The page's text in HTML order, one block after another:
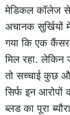
मेडिकल कॉलेज से
अचानक सुर्खियों
गया कि एक
मिल रहा.
तो सच्चाई कुछ
सिर्फ इन आरोपों
ब्लड का पूरा